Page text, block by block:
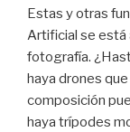
Estas y otras
Artificial se está
fotografía.
haya drones
composición
haya trípodes